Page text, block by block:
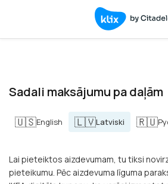
Sadali maksājumu pa daļām
🇺🇸English 🇱🇻Latviski 🇷🇺
Lai pieteiktos aizdevumam, tu tiksi
pieteikumu. Pēc aizdevuma līguma